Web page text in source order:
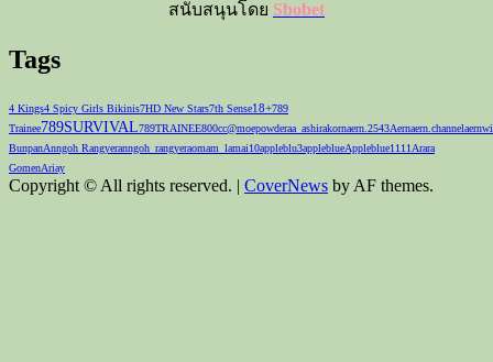
สนับสนุนโดย Sbobet
Tags
4 Kings4 Spicy Girls Bikinis7HD New Stars7th Sense18+789
Trainee789SURVIVAL789TRAINEE800cc@moepowderaa_ashirakornaern.2543Aernaern.channel
BunpanAnngoh Rangyeranngoh_rangyeraomam_lamai10appleblu3appleblueAppleblue1111 Arara
GomenAriay
Copyright © All rights reserved. | CoverNews by AF themes.